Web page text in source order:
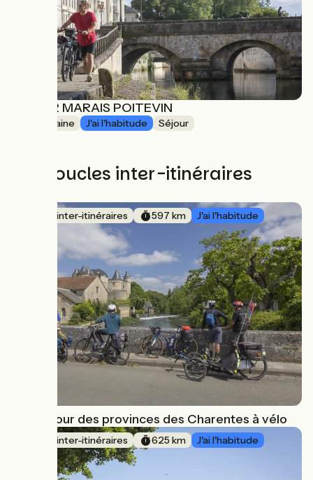
SEJOUR MARAIS POITEVIN
1 semaine J'ai l'habitude Séjour
Les boucles inter-itinéraires
Boucle inter-itinéraires 597 km J'ai l'habitude
Grand tour des provinces des Charentes à vélo
Boucle inter-itinéraires 625 km J'ai l'habitude